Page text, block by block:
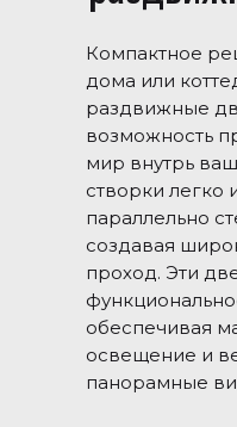
Компактное
дома или
раздвижные
возможность
мир внутрь
створки легко
параллельно
создавая
проход. Эти
обеспечивая
освещение и
панорамные